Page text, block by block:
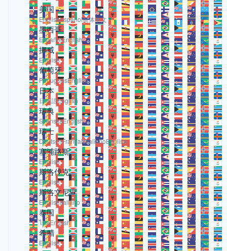
美国
EnglishEspañol简体中文
墨西哥
EspañolEnglish
挪威
English
葡萄牙
PortuguêsEnglish
日本
日本語English
瑞典
SvenskaEnglish
瑞士
DeutschFrançaisItalianoEnglish
塞浦路斯
English
斯洛伐克
English
斯洛文尼亚
EnglishItaliano
泰国
ไทยEnglish
希腊
English